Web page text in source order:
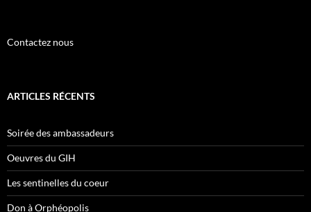
Contactez nous
ARTICLES RÉCENTS
Soirée des ambassadeurs
Oeuvres du GIH
Les sentinelles du coeur
Don à Orphéopolis